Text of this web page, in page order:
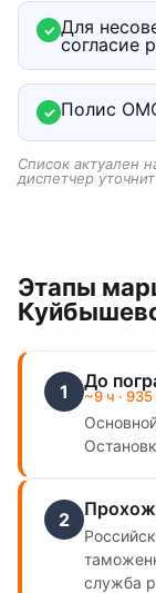
✓ Для
согласие
✓ Полис
Список актуален
диспетчер
Этапы
1 До
~9 ч ·
2
служба